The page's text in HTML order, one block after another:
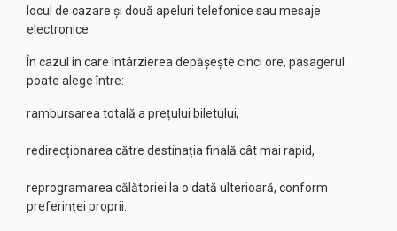
locul de cazare și două apeluri telefonice sau mesaje
electronice.
În cazul în care întârzierea depășește cinci ore, pasagerul
poate alege între:
rambursarea totală a prețului biletului,
redirecționarea către destinația finală cât mai rapid,
reprogramarea călătoriei la o dată ulterioară, conform
preferinței proprii.